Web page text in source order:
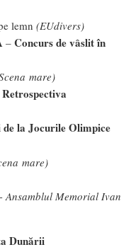
lemn (EUdivers)
– Concurs de vâslit în
mare)
Retrospectiva
de la Jocurile Olimpice
mare)
Ansamblul Memorial Ivan
Dunării